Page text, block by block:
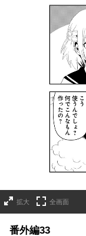
拡大 全画面
番外編33